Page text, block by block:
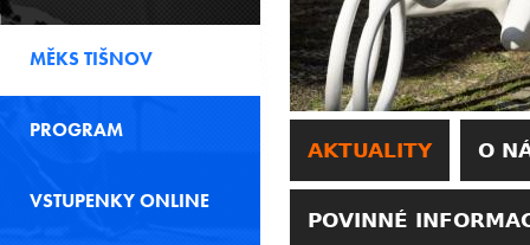
AKTUALITY O
POVINNÉ
MĚKS TIŠNOV
PROGRAM
VSTUPENKY ONLINE